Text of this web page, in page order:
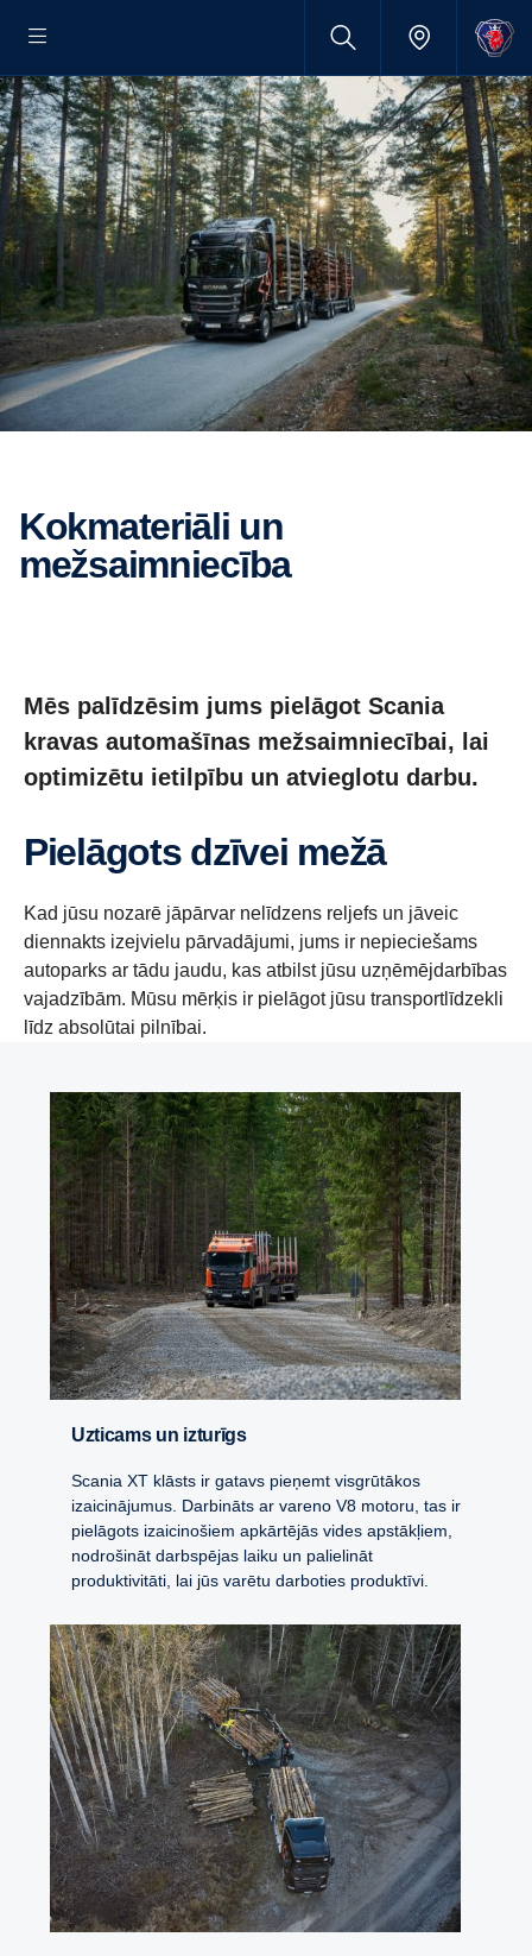
Kokmateriāli un
mežsaimniecība
Mēs palīdzēsim jums pielāgot Scania
kravas automašīnas mežsaimniecībai, lai
optimizētu ietilpību un atvieglotu darbu.
Pielāgots dzīvei mežā
Kad jūsu nozarē jāpārvar nelīdzens reljefs un jāveic
diennakts izejvielu pārvadājumi, jums ir nepieciešams
autoparks ar tādu jaudu, kas atbilst jūsu uzņēmējdarbības
vajadzībām. Mūsu mērķis ir pielāgot jūsu transportlīdzekli
līdz absolūtai pilnībai.
Uzticams un izturīgs
Scania XT klāsts ir gatavs pieņemt visgrūtākos
izaicinājumus. Darbināts ar vareno V8 motoru, tas ir
pielāgots izaicinošiem apkārtējās vides apstākļiem,
nodrošināt darbspējas laiku un palielināt
produktivitāti, lai jūs varētu darboties produktīvi.